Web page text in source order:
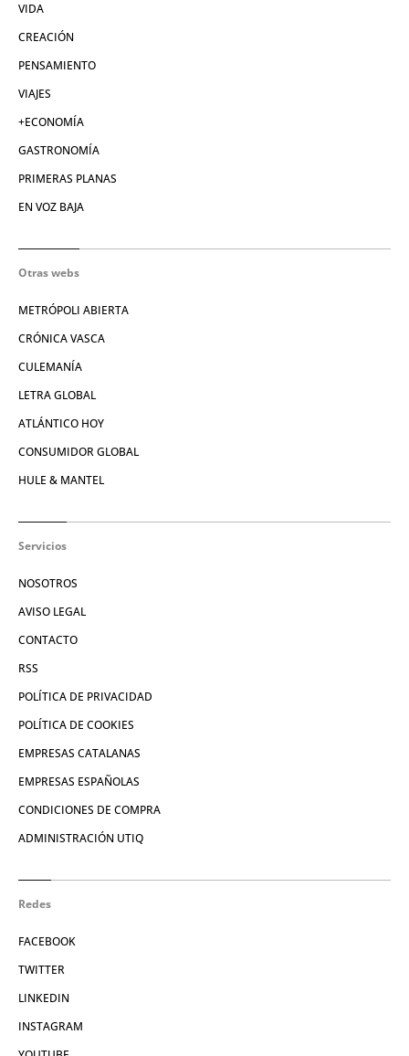
VIDA
CREACIÓN
PENSAMIENTO
VIAJES
+ECONOMÍA
GASTRONOMÍA
PRIMERAS PLANAS
EN VOZ BAJA
Otras webs
METRÓPOLI ABIERTA
CRÓNICA VASCA
CULEMANÍA
LETRA GLOBAL
ATLÁNTICO HOY
CONSUMIDOR GLOBAL
HULE & MANTEL
Servicios
NOSOTROS
AVISO LEGAL
CONTACTO
RSS
POLÍTICA DE PRIVACIDAD
POLÍTICA DE COOKIES
EMPRESAS CATALANAS
EMPRESAS ESPAÑOLAS
CONDICIONES DE COMPRA
ADMINISTRACIÓN UTIQ
Redes
FACEBOOK
TWITTER
LINKEDIN
INSTAGRAM